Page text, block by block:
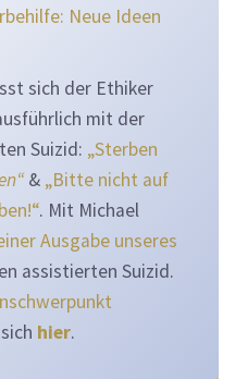
Neue Ideen
sich der Ethiker
mit der
Suizid: „Sterben
& „Bitte nicht auf
. Mit Michael
Ausgabe unseres
assistierten Suizid.
hier.